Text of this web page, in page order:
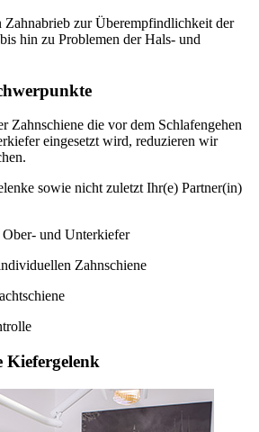
Zahnabrieb zur Überempfindlichkeit der
hin zu Problemen der Hals- und
Zahnschiene die vor dem Schlafengehen
eingesetzt wird, reduzieren wir
sowie nicht zuletzt Ihr(e) Partner(in)
und Unterkiefer
Zahnschiene
Kiefergelenk